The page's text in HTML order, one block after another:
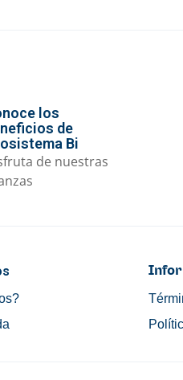
los
de
Bi
de nuestras